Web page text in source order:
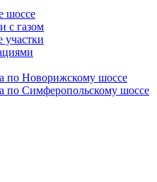
шоссе
с газом
участки
по Новорижскому шоссе
по Симферопольскому шоссе